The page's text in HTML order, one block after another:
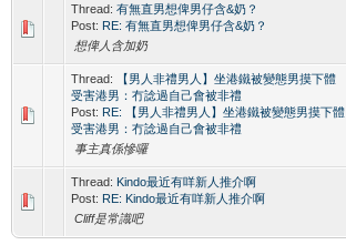
Thread: 有無直男想俾男仔含&奶？
Post: RE: 有無直男想俾男仔含&奶？
想俾人含加奶
Thread:
【男人非禮男人】坐港鐵被變態男摸下體
受害港男：冇諗過自己會被非禮
Post: RE: 【男人非禮男人】坐港鐵被變態男摸下體
受害港男：冇諗過自己會被非禮
事主真係慘囉
Thread: Kindo最近有咩新人推介啊
Post: RE: Kindo最近有咩新人推介啊
Cliff是常識吧